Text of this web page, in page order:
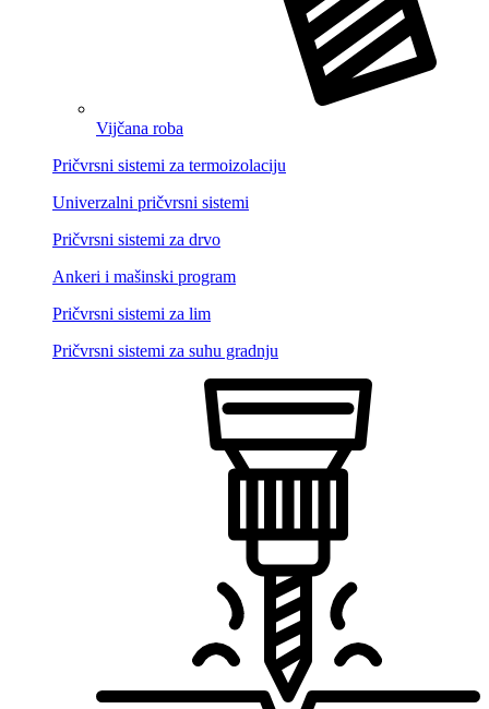
Vijčana roba
Pričvrsni sistemi za termoizolaciju
Univerzalni pričvrsni sistemi
Pričvrsni sistemi za drvo
Ankeri i mašinski program
Pričvrsni sistemi za lim
Pričvrsni sistemi za suhu gradnju